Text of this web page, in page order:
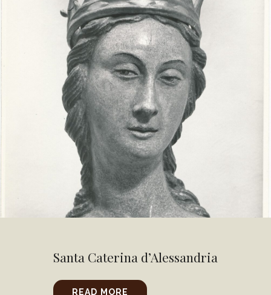
Santa Caterina d’Alessandria
READ MORE